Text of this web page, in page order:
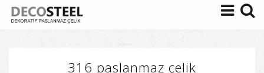
316 paslanmaz çelik